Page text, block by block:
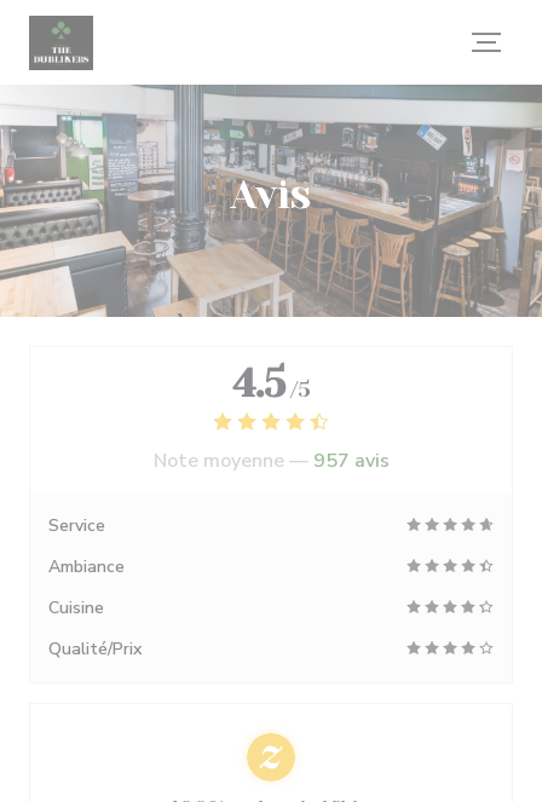
Personnalisation de vos choix en matière de cookies
Avis
4.5 /5
Note moyenne — 957 avis
Service
Ambiance
Cuisine
Qualité/Prix